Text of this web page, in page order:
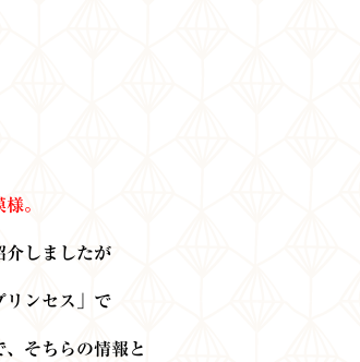
。
介しましたが
リンセス」で
、そちらの情報と